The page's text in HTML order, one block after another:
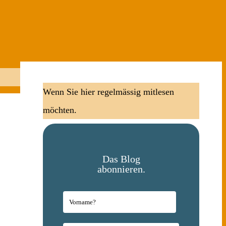
Wenn Sie hier regelmässig mitlesen
möchten.
Das Blog
abonnieren.